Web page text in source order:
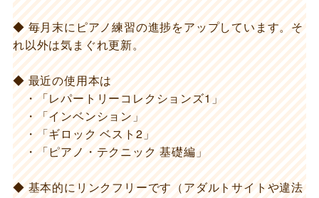
◆ 毎月末にピアノ練習の進捗をアップしています。そ
れ以外は気まぐれ更新。
◆ 最近の使用本は
・「レパートリーコレクションズ1」
・「インベンション」
・「ギロック ベスト2」
・「ピアノ・テクニック 基礎編」
◆ 基本的にリンクフリーです（アダルトサイトや違法